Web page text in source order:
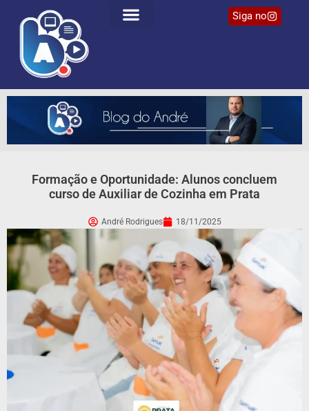
Siga no
Formação e Oportunidade: Alunos concluem
curso de Auxiliar de Cozinha em Prata
André Rodrigues 18/11/2025